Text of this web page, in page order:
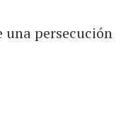
una persecución